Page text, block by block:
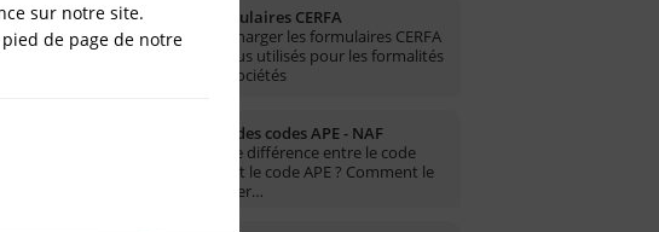
-
Formulaires CERFA
Télécharger les formulaires CERFA
les plus utilisés pour les formalités
des sociétés
Liste des codes APE - NAF
Quelle différence entre le code
NAF et le code APE ? Comment le
trouver…
sur notre site.
de page de notre